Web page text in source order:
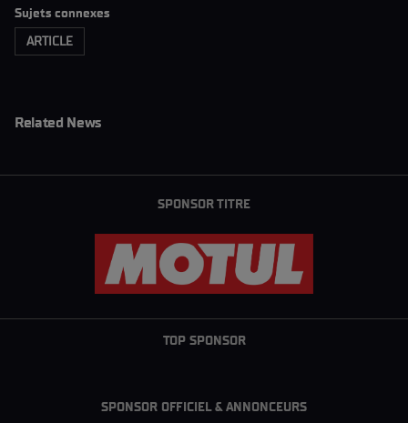
Sujets connexes
ARTICLE
Related News
SPONSOR TITRE
TOP SPONSOR
SPONSOR OFFICIEL & ANNONCEURS